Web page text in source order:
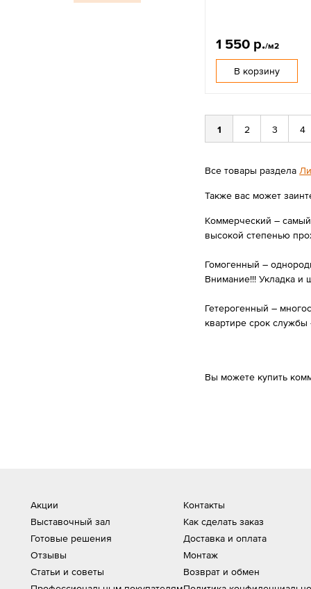
1 550 р./м2
В корзину
1 2 3 4
Все товары раздела
Также вас может
Коммерческий –
высокой степенью
Гомогенный –
Внимание!!! Укладка и
Гетерогенный –
квартире срок службы
Вы можете купить
Акции
Выставочный зал
Готовые решения
Отзывы
Статьи и советы
Контакты
Как сделать заказ
Доставка и оплата
Монтаж
Возврат и обмен